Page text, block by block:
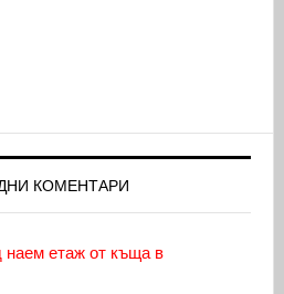
КОМЕНТАРИ
наем етаж от къща в